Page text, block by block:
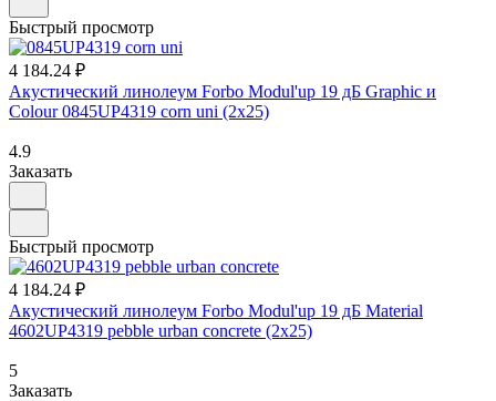
Быстрый просмотр
4 184.24 ₽
Акустический линолеум Forbo Modul'up 19 дБ Graphic и
Colour 0845UP4319 corn uni (2х25)
4.9
Заказать
Быстрый просмотр
4 184.24 ₽
Акустический линолеум Forbo Modul'up 19 дБ Material
4602UP4319 pebble urban concrete (2х25)
5
Заказать